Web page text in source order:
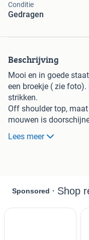
Conditie
Gedragen
Beschrijving
Mooi en in goede
een broekje ( zie
strikken.
Off shoulder top,
mouwen is
van mouw.
Kleur is lime groen.
Lees meer